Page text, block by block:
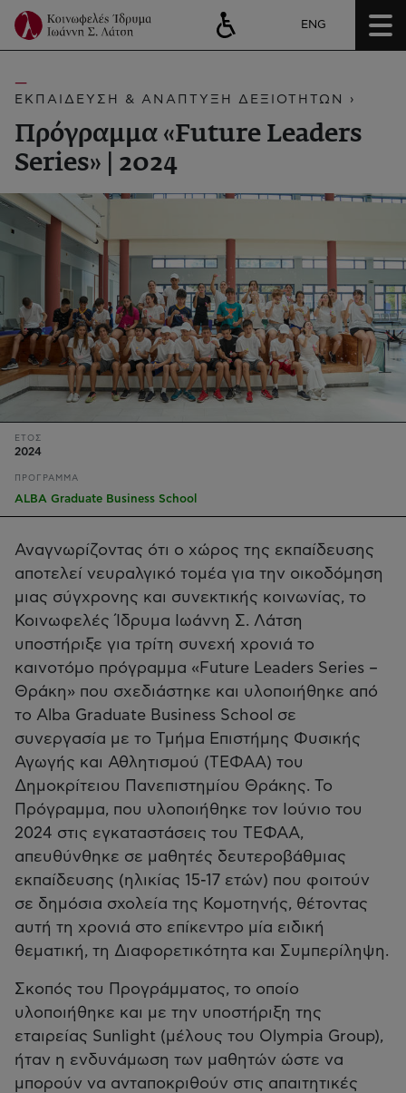
ENG
ΕΚΠΑΙΔΕΥΣΗ & ΑΝΑΠΤΥΞΗ ΔΕΞΙΟΤΗΤΩΝ ›
Πρόγραμμα «Future Leaders
Series» | 2024
ΕΤΟΣ
2024
ΠΡΟΓΡΑΜΜΑ
ALBA Graduate Business School
Αναγνωρίζοντας ότι ο χώρος της εκπαίδευσης
αποτελεί νευραλγικό τομέα για την οικοδόμηση
μιας σύγχρονης και συνεκτικής κοινωνίας, το
Κοινωφελές Ίδρυμα Ιωάννη Σ. Λάτση
υποστήριξε για τρίτη συνεχή χρονιά το
καινοτόμο πρόγραμμα «Future Leaders Series –
Θράκη» που σχεδιάστηκε και υλοποιήθηκε από
το Αlba Graduate Business School σε
συνεργασία με το Τμήμα Επιστήμης Φυσικής
Αγωγής και Αθλητισμού (ΤΕΦΑΑ) του
Δημοκρίτειου Πανεπιστημίου Θράκης. Το
Πρόγραμμα, που υλοποιήθηκε τον Ιούνιο του
2024 στις εγκαταστάσεις του ΤΕΦΑΑ,
απευθύνθηκε σε μαθητές δευτεροβάθμιας
εκπαίδευσης (ηλικίας 15-17 ετών) που φοιτούν
σε δημόσια σχολεία της Κομοτηνής, θέτοντας
αυτή τη χρονιά στο επίκεντρο μία ειδική
θεματική, τη Διαφορετικότητα και Συμπερίληψη.
Σκοπός του Προγράμματος, το οποίο
υλοποιήθηκε και με την υποστήριξη της
εταιρείας Sunlight (μέλους του Olympia Group),
ήταν η ενδυνάμωση των μαθητών ώστε να
μπορούν να ανταποκριθούν στις απαιτητικές